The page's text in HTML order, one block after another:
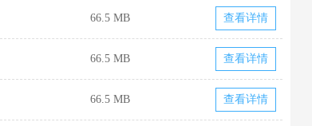
66.5 MB 查看详情
66.5 MB 查看详情
66.5 MB 查看详情